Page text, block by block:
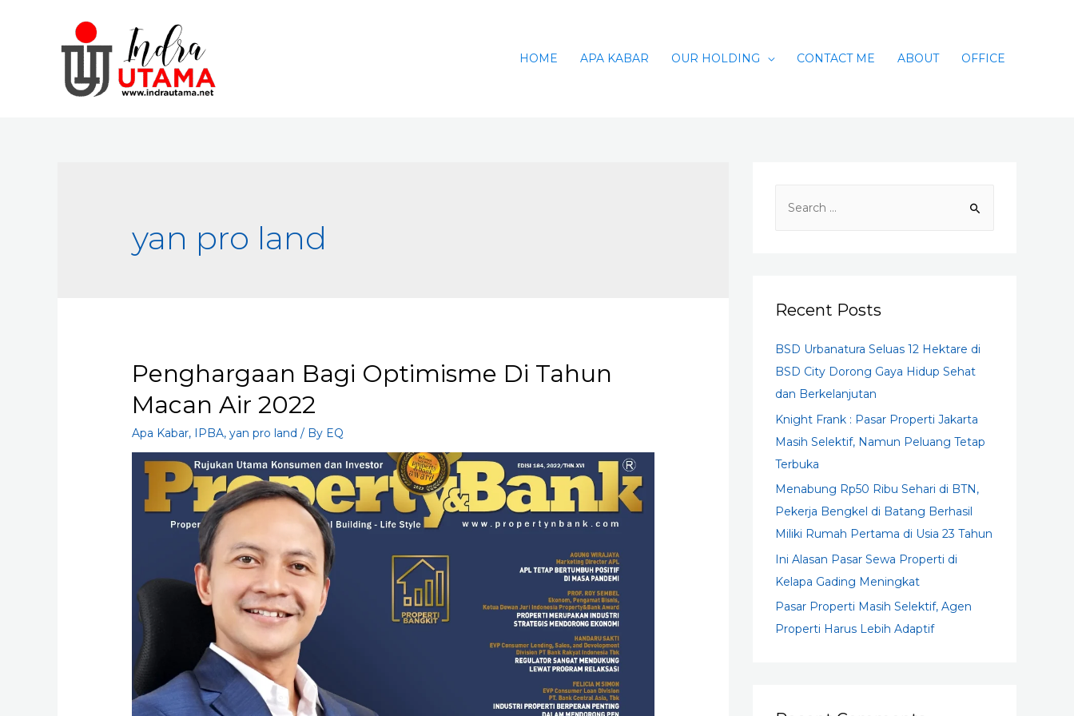
HOME APA KABAR OUR HOLDING CONTACT ME ABOUT OFFICE
yan pro land
Penghargaan Bagi Optimisme Di Tahun
Macan Air 2022
Apa Kabar, IPBA,yan pro land / By EQ
h
o
r
:
Recent Posts
BSD Urbanatura Seluas 12 Hektare di
BSD City Dorong Gaya Hidup Sehat
dan Berkelanjutan
Knight Frank : Pasar Properti Jakarta
Masih Selektif, Namun Peluang Tetap
Terbuka
Menabung Rp50 Ribu Sehari di BTN,
Pekerja Bengkel di Batang Berhasil
Miliki Rumah Pertama di Usia 23 Tahun
Ini Alasan Pasar Sewa Properti di
Kelapa Gading Meningkat
Pasar Properti Masih Selektif, Agen
Properti Harus Lebih Adaptif